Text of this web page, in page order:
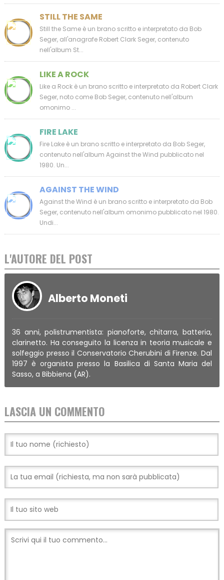
STILL THE SAME
Still the Same è un brano scritto e interpretato da Bob
Seger, all'anagrafe Robert Clark Seger, contenuto
nell'album St...
LIKE A ROCK
Like a Rock è un brano scritto e interpretato da Robert Clark
Seger, noto come Bob Seger, contenuto nell'album
omonimo ...
FIRE LAKE
Fire Lake è un brano scritto e interpretato da Bob Seger,
contenuto nell'album Against the Wind pubblicato nel
1980. Un...
AGAINST THE WIND
Against the Wind è un brano scritto e interpretato da Bob
Seger, contenuto nell'album omonimo pubblicato nel 1980.
Undi...
L'AUTORE DEL POST
Alberto Moneti
36 anni, polistrumentista: pianoforte, chitarra, batteria,
clarinetto. Ha conseguito la licenza in teoria musicale e
solfeggio presso il Conservatorio Cherubini di Firenze. Dal
1997 è organista presso la Basilica di Santa Maria del
Sasso, a Bibbiena (AR).
LASCIA UN COMMENTO